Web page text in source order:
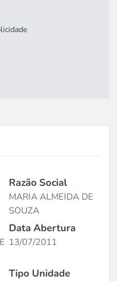
Razão Social
MARIA ALMEIDA DE
SOUZA
Data Abertura
13/07/2011
Tipo Unidade